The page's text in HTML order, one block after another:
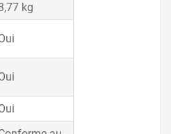
kg